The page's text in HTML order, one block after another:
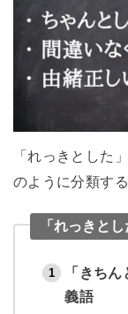
「れっきとした
のように分類す
「れっきと
「きち
義語